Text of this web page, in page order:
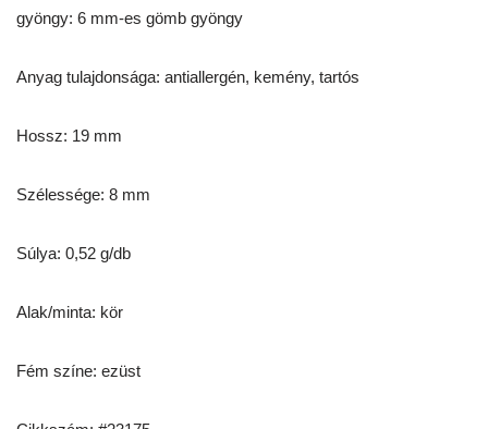
gyöngy: 6 mm-es gömb gyöngy
Anyag tulajdonsága: antiallergén, kemény, tartós
Hossz: 19 mm
Szélessége: 8 mm
Súlya: 0,52 g/db
Alak/minta: kör
Fém színe: ezüst